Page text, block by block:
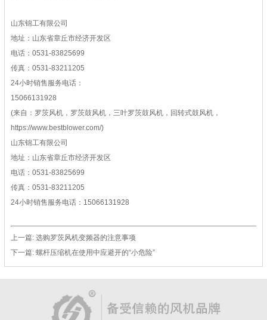
山东锦工有限公司
地址：山东省章丘市经济开发区
电话：0531-83825699
传真：0531-83211205
24小时销售服务电话：
15066131928
(来自：罗茨风机，罗茨鼓风机，三叶罗茨鼓风机，回转式鼓风机，
https://www.bestblower.com/)
山东锦工有限公司
地址：山东省章丘市经济开发区
电话：0531-83825699
传真：0531-83211205
24小时销售服务电话：15066131928
上一篇: 选购罗茨风机变频器的注意事项
下一篇: 螺杆压缩机在使用中应避开的“小危险”